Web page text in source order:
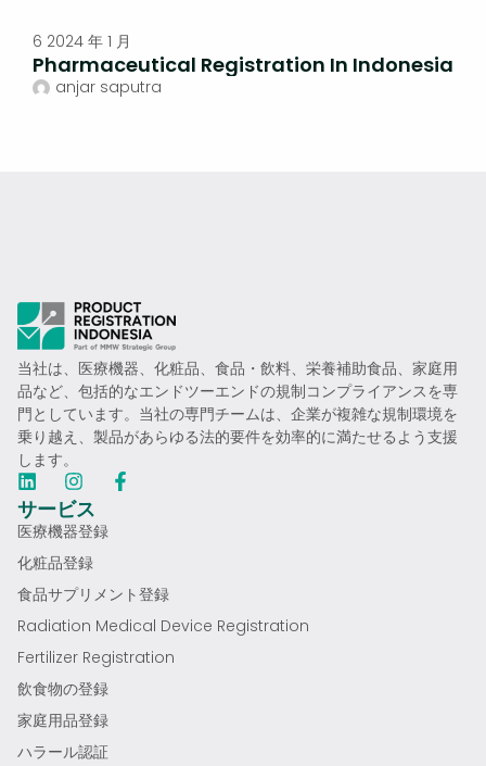
6 2024 年 1 月
Pharmaceutical Registration In Indonesia
anjar saputra
当社は、医療機器、化粧品、食品・飲料、栄養補助食品、家庭用
品など、包括的なエンドツーエンドの規制コンプライアンスを専
門としています。当社の専門チームは、企業が複雑な規制環境を
乗り越え、製品があらゆる法的要件を効率的に満たせるよう支援
します。
サービス
医療機器登録
化粧品登録
食品サプリメント登録
Radiation Medical Device Registration
Fertilizer Registration
飲食物の登録
家庭用品登録
ハラール認証